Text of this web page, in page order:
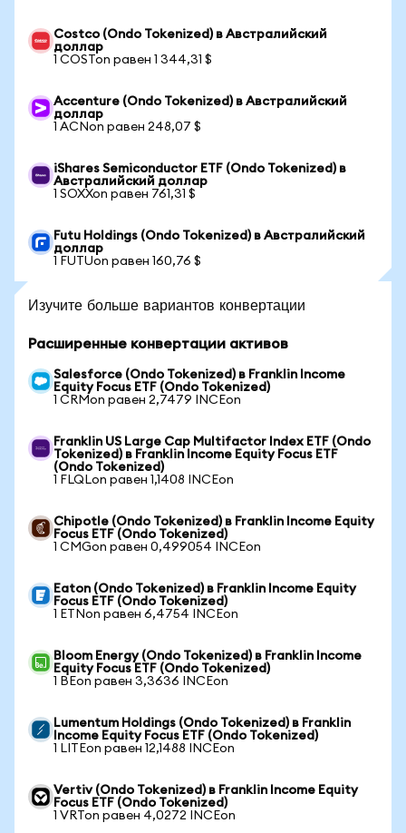
Costco (Ondo Tokenized) в Австралийский
доллар
1 COSTon равен 1 344,31 $
Accenture (Ondo Tokenized) в Австралийский
доллар
1 ACNon равен 248,07 $
iShares Semiconductor ETF (Ondo Tokenized) в
Австралийский доллар
1 SOXXon равен 761,31 $
Futu Holdings (Ondo Tokenized) в Австралийский
доллар
1 FUTUon равен 160,76 $
Изучите больше вариантов конвертации
Расширенные конвертации активов
Salesforce (Ondo Tokenized) в Franklin Income
Equity Focus ETF (Ondo Tokenized)
1 CRMon равен 2,7479 INCEon
Franklin US Large Cap Multifactor Index ETF (Ondo
Tokenized) в Franklin Income Equity Focus ETF
(Ondo Tokenized)
1 FLQLon равен 1,1408 INCEon
Chipotle (Ondo Tokenized) в Franklin Income Equity
Focus ETF (Ondo Tokenized)
1 CMGon равен 0,499054 INCEon
Eaton (Ondo Tokenized) в Franklin Income Equity
Focus ETF (Ondo Tokenized)
1 ETNon равен 6,4754 INCEon
Bloom Energy (Ondo Tokenized) в Franklin Income
Equity Focus ETF (Ondo Tokenized)
1 BEon равен 3,3636 INCEon
Lumentum Holdings (Ondo Tokenized) в Franklin
Income Equity Focus ETF (Ondo Tokenized)
1 LITEon равен 12,1488 INCEon
Vertiv (Ondo Tokenized) в Franklin Income Equity
Focus ETF (Ondo Tokenized)
1 VRTon равен 4,0272 INCEon